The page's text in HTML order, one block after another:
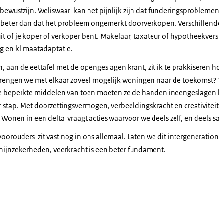
Weliswaar kan het pijnlijk zijn dat
dan dat het probleem ongemerkt doorverkopen.
of je koper of verkoper bent. Makelaar, taxateur of
en klimaatadaptatie.
aan de eettafel met de opengeslagen krant, zit ik te prakkiseren
we met elkaar zoveel mogelijk woningen naar de toekomst?
beperkte middelen van toen moeten ze de handen ineengeslagen
Met doorzettingsvermogen, verbeeldingskracht en
Wonen in een delta vraagt acties waarvoor we deels zelf, en deels
zit vast nog in ons allemaal. Laten we dit
veerkracht is een beter fundament.